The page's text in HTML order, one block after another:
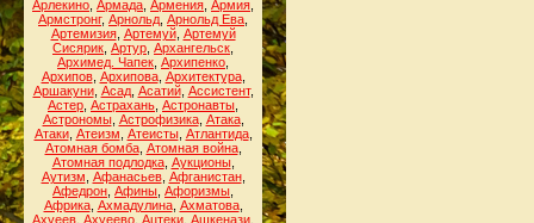
Арлекино Армада Армения Армия
Армстронг, Арнольд Арнольд Ева
Артемизия, Артемуй, Артемуй
Сисярик Артур Архангельск
Архимед. Чапек Архипенко
Архипов, Архипова, Архитектура,
Аршакуни, Асад, Асатий, Ассистент,
Астер Астрахань Астронавты
Астрономы, Астрофизика, Атака,
Атаки, Атеизм Атеисты, Атлантида,
Атомная бомба, Атомная война,
Атомная подлодка, Аукционы,
Аутизм Афанасьев, Афганистан,
Афедрон Афины Афоризмы
Африка, Ахмадулина, Ахматова,
Ахуеев Ахуеево Ацтеки Ашкенази